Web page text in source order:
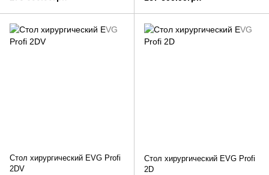
Стол хирургический EVG Profi
2DV
Стол хирургический EVG Profi
2D